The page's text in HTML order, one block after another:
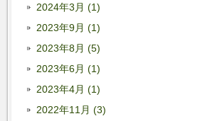
2024年3月 (1)
2023年9月 (1)
2023年8月 (5)
2023年6月 (1)
2023年4月 (1)
2022年11月 (3)